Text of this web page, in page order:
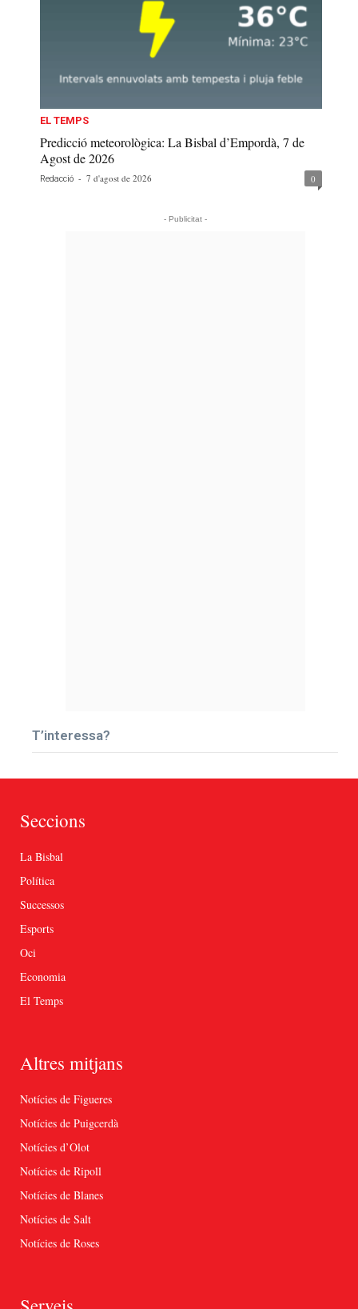
EL TEMPS
Predicció meteorològica: La Bisbal d’Empordà, 7 de
Agost de 2026
Redacció - 7 d'agost de 2026 0
- Publicitat -
T’interessa?
Seccions
La Bisbal
Política
Successos
Esports
Oci
Economia
El Temps
Altres mitjans
Notícies de Figueres
Notícies de Puigcerdà
Notícies d’Olot
Notícies de Ripoll
Notícies de Blanes
Notícies de Salt
Notícies de Roses